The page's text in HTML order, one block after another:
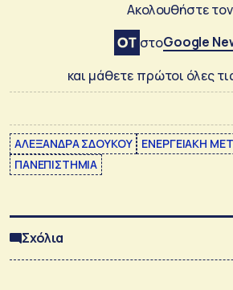
Ακολουθήστε τον
στοGoogle
και μάθετε πρώτοι όλες
ΑΛΕΞΑΝΔΡΑ ΣΔΟΥΚΟΥ
ΕΝΕΡΓΕΙΑΚΗ
ΠΑΝΕΠΙΣΤΗΜΙΑ
Σχόλια